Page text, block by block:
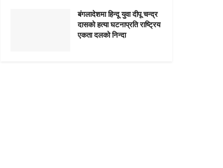
बंगलादेशमा हिन्दू युवा दीपू चन्द्र
दासको हत्या घटनाप्रति राष्ट्रिय
एकता दलको निन्दा